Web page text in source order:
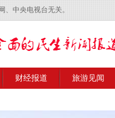
、中央电视台无关。
财经报道 旅游见闻